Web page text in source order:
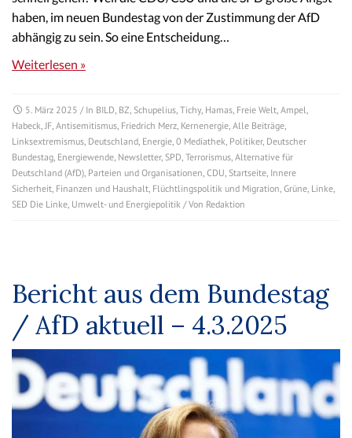
haben, im neuen Bundestag von der Zustimmung der AfD
abhängig zu sein. So eine Entscheidung…
Weiterlesen »
5. März 2025 / In BILD, BZ, Schupelius, Tichy, Hamas, Freie Welt, Ampel,
Habeck,JF, Antisemitismus, Friedrich Merz, Kernenergie, Alle Beiträge,
Linksextremismus, Deutschland, Energie, 0 Mediathek, Politiker, Deutscher
Bundestag, Energiewende, Newsletter, SPD, Terrorismus, Alternative für
Deutschland (AfD), Parteien und Organisationen, CDU, Startseite, Innere
Sicherheit, Finanzen und Haushalt, Flüchtlingspolitik und Migration, Grüne, Linke,
SED Die Linke, Umwelt- und Energiepolitik / Von Redaktion
Bericht aus dem Bundestag
/ AfD aktuell – 4.3.2025